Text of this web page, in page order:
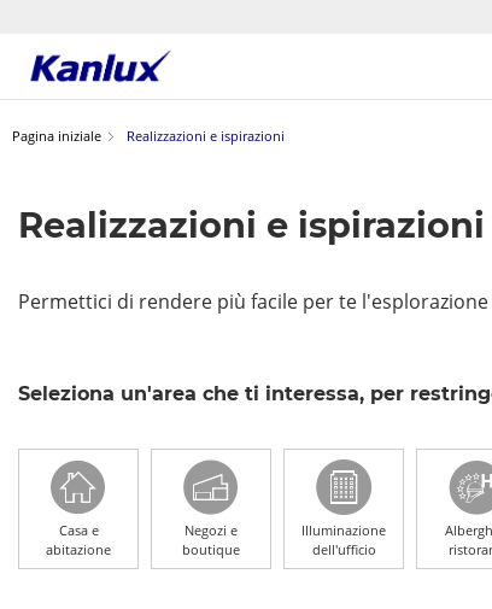
Strona
Kanlux
Pagina iniziale Realizzazioni e ispirazioni
Realizzazioni e ispirazioni
Permettici di rendere più facile per te
Seleziona un'area che ti interessa, per
Casa e
abitazione
Negozi e
boutique
Illuminazione
dell'ufficio